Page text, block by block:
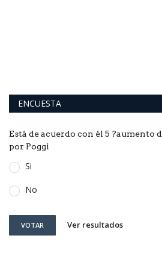
ENCUESTA
Está de acuerdo con él 5 ?aumento
por Poggi
Si
No
VOTAR Ver resultados